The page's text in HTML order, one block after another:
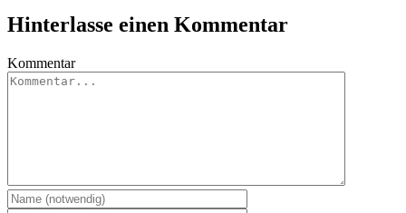
Hinterlasse einen Kommentar
Kommentar